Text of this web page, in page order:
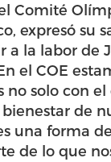
Comité
expresó su
a la labor de
el COE
solo con el
de
una forma
de lo que